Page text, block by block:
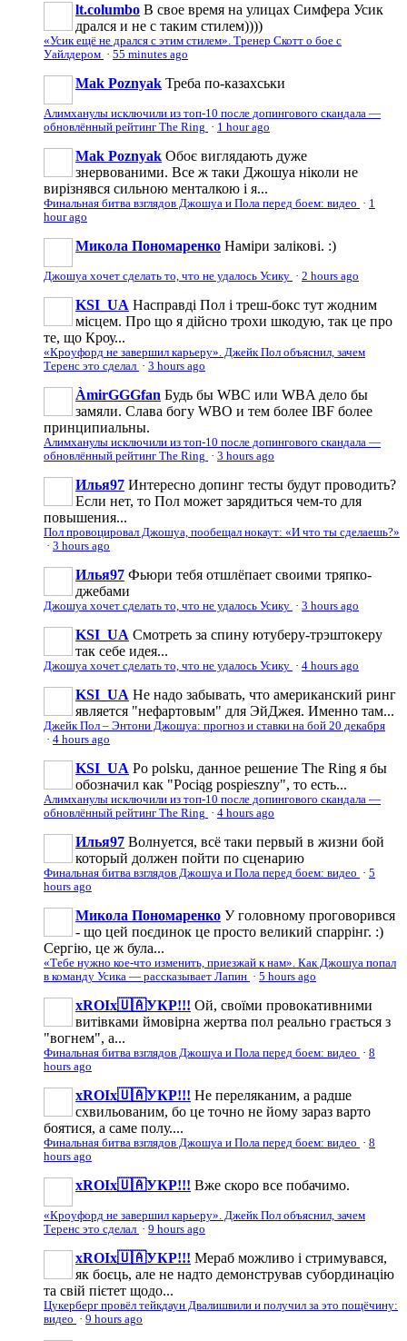
lt.columbo В свое время на улицах Симфера Усик
дрался и не с таким стилем))))
«Усик ещё не дрался с этим стилем». Тренер Скотт о бое с
Уайлдером · 55 minutes ago
Mak Poznyak Треба по-казахськи
Алимханулы исключили из топ-10 после допингового скандала —
обновлённый рейтинг The Ring · 1 hour ago
Mak Poznyak Обоє виглядають дуже
знервованими. Все ж таки Джошуа ніколи не
вирізнявся сильною менталкою і я...
Финальная битва взглядов Джошуа и Пола перед боем: видео · 1
hour ago
Микола Пономаренко Наміри залікові. :)
Джошуа хочет сделать то, что не удалось Усику · 2 hours ago
KSI_UA Насправді Пол і треш-бокс тут жодним
місцем. Про що я дійсно трохи шкодую, так це про
те, що Кроу...
«Кроуфорд не завершил карьеру». Джейк Пол объяснил, зачем
Теренс это сделал · 3 hours ago
ÀmirGGGfan Будь бы WBC или WBA дело бы
замяли. Слава богу WBO и тем более IBF более
принципиальны.
Алимханулы исключили из топ-10 после допингового скандала —
обновлённый рейтинг The Ring · 3 hours ago
Илья97 Интересно допинг тесты будут проводить?
Если нет, то Пол может зарядиться чем-то для
повышения...
Пол провоцировал Джошуа, пообещал нокаут: «И что ты сделаешь?»
· 3 hours ago
Илья97 Фьюри тебя отшлёпает своими тряпко-
джебами
Джошуа хочет сделать то, что не удалось Усику · 3 hours ago
KSI_UA Смотреть за спину ютуберу-трэштокеру
так себе идея...
Джошуа хочет сделать то, что не удалось Усику · 4 hours ago
KSI_UA Не надо забывать, что американский ринг
является "нефартовым" для ЭйДжея. Именно там...
Джейк Пол – Энтони Джошуа: прогноз и ставки на бой 20 декабря
· 4 hours ago
KSI_UA Po polsku, данное решение The Ring я бы
обозначил как "Pociąg pospieszny", то есть...
Алимханулы исключили из топ-10 после допингового скандала —
обновлённый рейтинг The Ring · 4 hours ago
Илья97 Волнуется, всё таки первый в жизни бой
который должен пойти по сценарию
Финальная битва взглядов Джошуа и Пола перед боем: видео · 5
hours ago
Микола Пономаренко У головному проговорився
- що цей поєдинок це просто великий спаррінг. :)
Сергію, це ж була...
«Тебе нужно кое-что изменить, приезжай к нам». Как Джошуа попал
в команду Усика — рассказывает Лапин · 5 hours ago
xROIx🇺🇦УКР!!! Ой, своїми провокативними
витівками ймовірна жертва пол реально грається з
"вогнем", а...
Финальная битва взглядов Джошуа и Пола перед боем: видео · 8
hours ago
xROIx🇺🇦УКР!!! Не переляканим, а радше
схвильованим, бо це точно не йому зараз варто
боятися, а саме полу....
Финальная битва взглядов Джошуа и Пола перед боем: видео · 8
hours ago
xROIx🇺🇦УКР!!! Вже скоро все побачимо.
«Кроуфорд не завершил карьеру». Джейк Пол объяснил, зачем
Теренс это сделал · 9 hours ago
xROIx🇺🇦УКР!!! Мераб можливо і стримувався,
як боєць, але не надто демонстрував субординацію
та свій пієтет щодо...
Цукерберг провёл тейкдаун Двалишвили и получил за это пощёчину:
видео · 9 hours ago